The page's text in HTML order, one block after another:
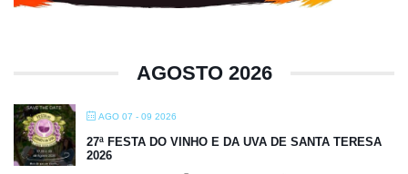
AGOSTO 2026
AGO 07 - 09 2026
27ª FESTA DO VINHO E DA UVA DE SANTA TERESA
2026